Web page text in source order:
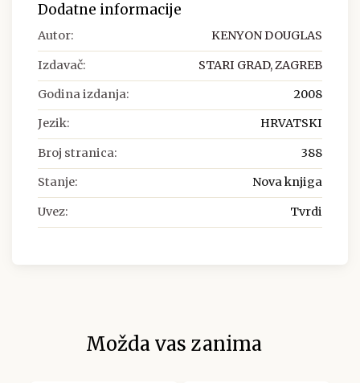
Dodatne informacije
Autor: KENYON DOUGLAS
Izdavač: STARI GRAD, ZAGREB
Godina izdanja: 2008
Jezik: HRVATSKI
Broj stranica: 388
Stanje: Nova knjiga
Uvez: Tvrdi
Možda vas zanima